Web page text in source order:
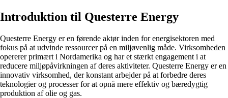
Introduktion til Questerre Energy
Questerre Energy er en førende aktør inden for energisektoren med
fokus på at udvinde ressourcer på en miljøvenlig måde. Virksomheden
opererer primært i Nordamerika og har et stærkt engagement i at
reducere miljøpåvirkningen af deres aktiviteter. Questerre Energy er en
innovativ virksomhed, der konstant arbejder på at forbedre deres
teknologier og processer for at opnå mere effektiv og bæredygtig
produktion af olie og gas.